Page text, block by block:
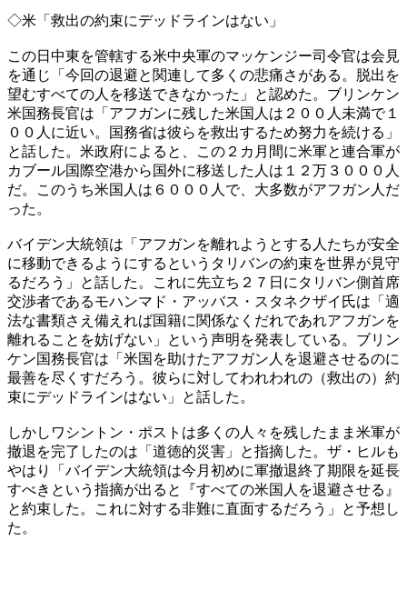
◇米「救出の約束にデッドラインはない」
この日中東を管轄する米中央軍のマッケンジー司令官は会見
を通じ「今回の退避と関連して多くの悲痛さがある。脱出を
望むすべての人を移送できなかった」と認めた。ブリンケン
米国務長官は「アフガンに残した米国人は２００人未満で１
００人に近い。国務省は彼らを救出するため努力を続ける」
と話した。米政府によると、この２カ月間に米軍と連合軍が
カブール国際空港から国外に移送した人は１２万３０００人
だ。このうち米国人は６０００人で、大多数がアフガン人だ
った。
バイデン大統領は「アフガンを離れようとする人たちが安全
に移動できるようにするというタリバンの約束を世界が見守
るだろう」と話した。これに先立ち２７日にタリバン側首席
交渉者であるモハンマド・アッバス・スタネクザイ氏は「適
法な書類さえ備えれば国籍に関係なくだれであれアフガンを
離れることを妨げない」という声明を発表している。ブリン
ケン国務長官は「米国を助けたアフガン人を退避させるのに
最善を尽くすだろう。彼らに対してわれわれの（救出の）約
束にデッドラインはない」と話した。
しかしワシントン・ポストは多くの人々を残したまま米軍が
撤退を完了したのは「道徳的災害」と指摘した。ザ・ヒルも
やはり「バイデン大統領は今月初めに軍撤退終了期限を延長
すべきという指摘が出ると『すべての米国人を退避させる』
と約束した。これに対する非難に直面するだろう」と予想し
た。